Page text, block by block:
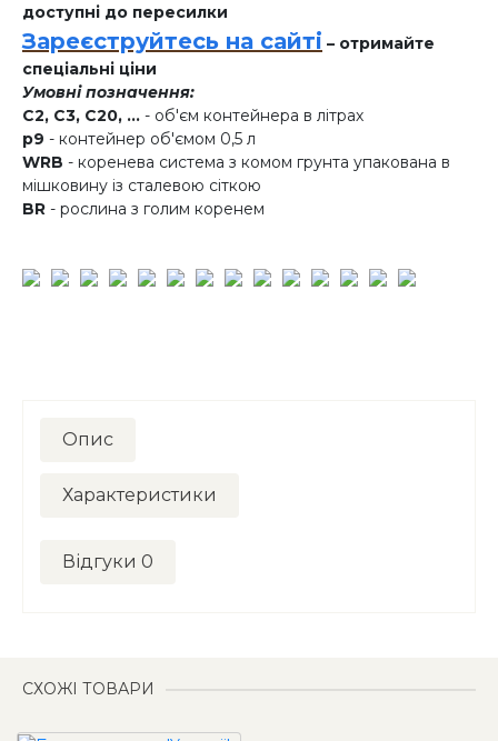
доступні до пересилки
Зареєструйтесь на сайті – отримайте
спеціальні ціни
Умовні позначення:
C2, C3, C20, ... - об'єм контейнера в літрах
p9 - контейнер об'ємом 0,5 л
WRB - коренева система з комом грунта упакована в
мішковину із сталевою сіткою
BR - рослина з голим коренем
Опис
Характеристики
Відгуки 0
СХОЖІ ТОВАРИ